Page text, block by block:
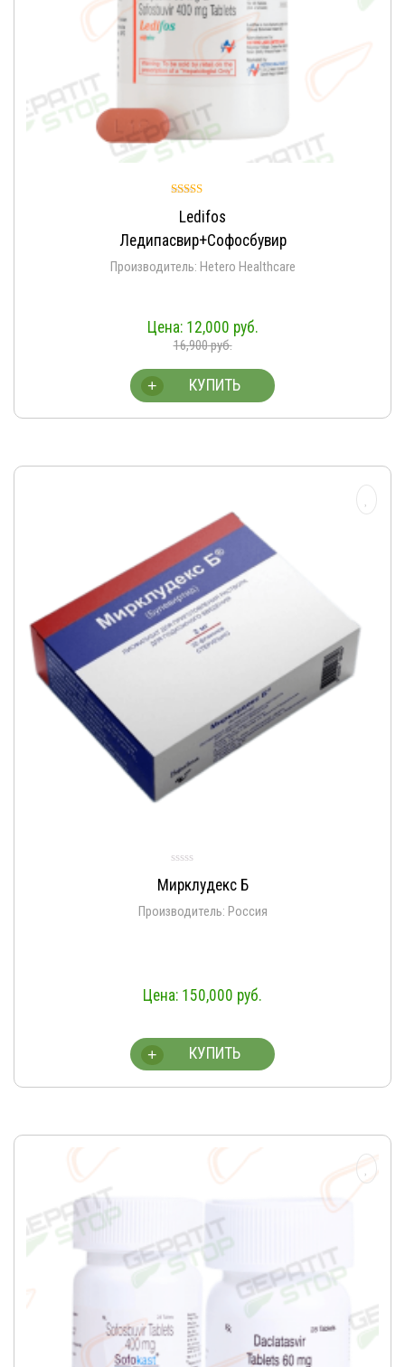
4.95
из 5
Ledifos
Ледипасвир+Софосбувир
Производитель: Hetero Healthcare
12,000 руб.
16,900руб.
КУПИТЬ
+
Мирклудекс Б
Производитель: Россия
150,000 руб.
КУПИТЬ
+